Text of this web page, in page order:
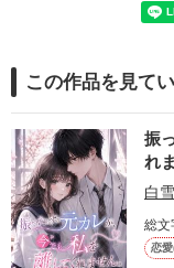
この作品を見て
振
れ
白
総文
恋